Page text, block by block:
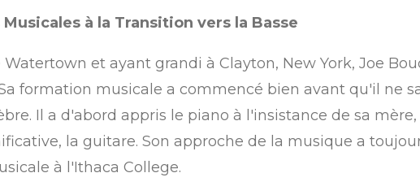
Musicales à la Transition vers la Basse
et ayant grandi à Clayton, New York, Joe
formation musicale a commencé bien avant qu'il ne
Il a d'abord appris le piano à l'insistance de sa
la guitare. Son approche de la musique a
à l'Ithaca College.